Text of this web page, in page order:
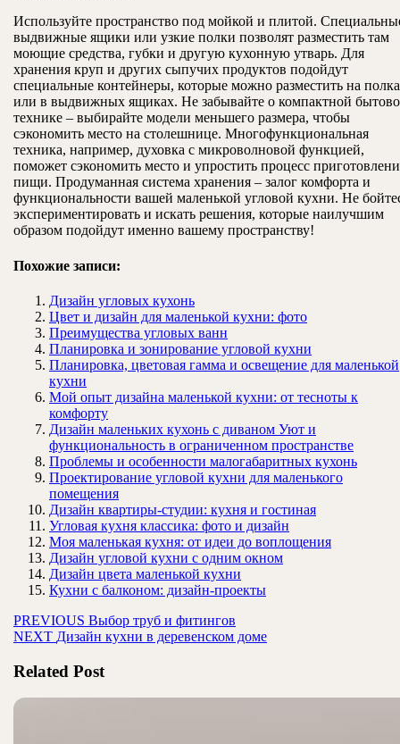
Используйте пространство под мойкой и плитой.
выдвижные ящики или узкие полки позволят разместить там
моющие средства, губки и другую кухонную утварь. Для
хранения круп и других сыпучих продуктов подойдут
специальные контейнеры, которые можно разместить на
или в выдвижных ящиках. Не забывайте о компактной
технике – выбирайте модели меньшего размера, чтобы
сэкономить место на столешнице. Многофункциональная
техника, например, духовка с микроволновой функцией,
поможет сэкономить место и упростить процесс
пищи. Продуманная система хранения – залог комфорта и
функциональности вашей маленькой угловой кухни. Не
экспериментировать и искать решения, которые наилучшим
образом подойдут именно вашему пространству!
Похожие записи:
Дизайн угловых кухонь
Цвет и дизайн для маленькой кухни: фото
Преимущества угловых ванн
Планировка и зонирование угловой кухни
Планировка, цветовая гамма и освещение для маленькой
кухни
Мой опыт дизайна маленькой кухни: от тесноты к
комфорту
Дизайн маленьких кухонь с диваном Уют и
функциональность в ограниченном пространстве
Проблемы и особенности малогабаритных кухонь
Проектирование угловой кухни для маленького
помещения
Дизайн квартиры-студии: кухня и гостиная
Угловая кухня классика: фото и дизайн
Моя маленькая кухня: от идеи до воплощения
Дизайн угловой кухни с одним окном
Дизайн цвета маленькой кухни
Кухни с балконом: дизайн-проекты
Навигация
по
записям
PREVIOUS Предыдущая
запись:
Выбор труб и фитингов
NEXT Следующая
Дизайн кухни в деревенском доме
Related Post